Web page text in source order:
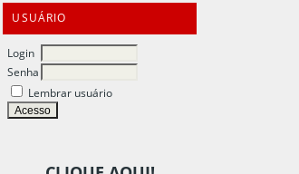
USUÁRIO
Login
Senha
Lembrar usuário